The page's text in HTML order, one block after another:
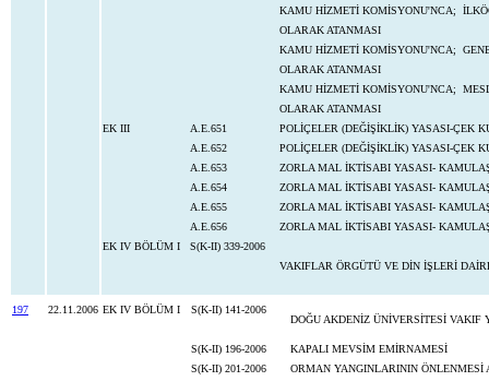
KAMU HİZMETİ KOMİSYONU'NCA;
OLARAK ATANMASI
KAMU HİZMETİ KOMİSYONU'NCA;
OLARAK ATANMASI
KAMU HİZMETİ KOMİSYONU'NCA;
OLARAK ATANMASI
EK III
A.E.651
POLİÇELER (DEĞİŞİKLİK) YASASI-ÇEK
A.E.652
POLİÇELER (DEĞİŞİKLİK) YASASI-ÇEK
A.E.653
ZORLA MAL İKTİSABI YASASI-
A.E.654
ZORLA MAL İKTİSABI YASASI-
A.E.655
ZORLA MAL İKTİSABI YASASI-
A.E.656
ZORLA MAL İKTİSABI YASASI-
EK IV BÖLÜM I S(K-II) 339-2006
VAKIFLAR ÖRGÜTÜ VE DİN İŞLERİ
197 22.11.2006 EK IV BÖLÜM I S(K-II) 141-2006
DOĞU AKDENİZ ÜNİVERSİTESİ VAKIF
S(K-II) 196-2006
KAPALI MEVSİM EMİRNAMESİ
S(K-II) 201-2006
ORMAN YANGINLARININ